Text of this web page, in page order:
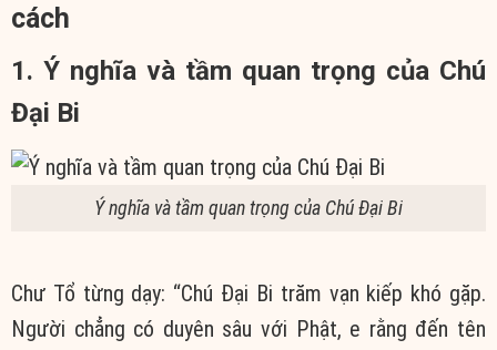
cách
1. Ý nghĩa và tầm quan trọng của Chú
Đại Bi
Ý nghĩa và tầm quan trọng của Chú Đại Bi
Chư Tổ từng dạy: “Chú Đại Bi trăm vạn kiếp khó gặp.
Người chẳng có duyên sâu với Phật, e rằng đến tên